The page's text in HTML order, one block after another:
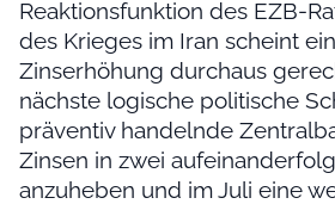
Reaktionsfunktion des EZB-
des Krieges im Iran scheint
Zinserhöhung durchaus
nächste logische politische
präventiv handelnde
Zinsen in zwei
anzuheben und im Juli eine